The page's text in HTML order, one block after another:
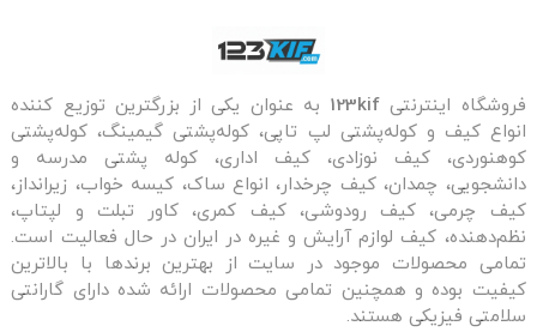
فروشگاه اینترنتی 123kif به عنوان یکی از بزرگترین توزیع کننده
انواع کیف و کوله‌پشتی لپ تاپی، کوله‌پشتی گیمینگ، کوله‌پشتی
کوهنوردی، کیف نوزادی، کیف اداری، کوله پشتی مدرسه و
دانشجویی، چمدان، کیف چرخدار، انواع ساک، کیسه خواب، زیرانداز،
کیف چرمی، کیف رودوشی، کیف کمری، کاور تبلت و لپتاپ،
نظم‌دهنده، کیف لوازم آرایش و غیره در ایران در حال فعالیت است.
تمامی محصولات موجود در سایت از بهترین برندها با بالاترین
کیفیت بوده و همچنین تمامی محصولات ارائه شده دارای گارانتی
سلامتی فیزیکی هستند.